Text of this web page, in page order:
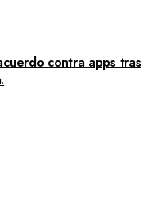
contra apps tras